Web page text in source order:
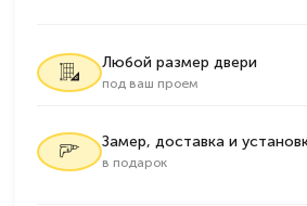
Любой размер двери
под ваш проем
Замер, доставка и
в подарок